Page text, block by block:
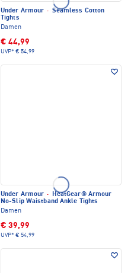
Under Armour · Seamless Cotton
Tights
Damen
€ 44,99
UVP* € 54,99
Under Armour ·
HeatGear® Armour
No-Slip Waistband Ankle Tights
Damen
€ 39,99
UVP* € 54,99